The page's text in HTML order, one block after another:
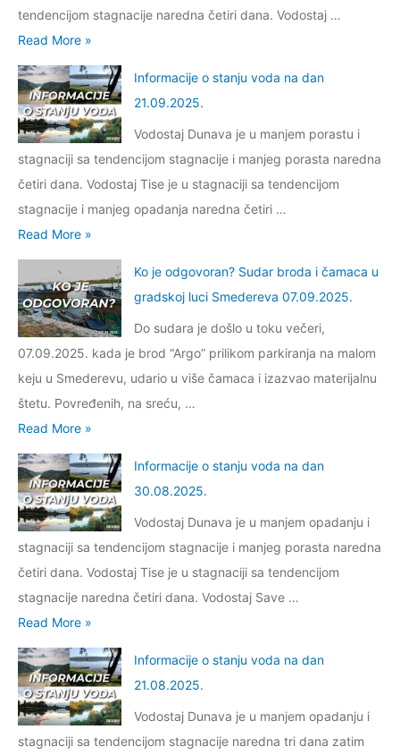
1
.
2
0
2
6
.
a
d
n
0
7
.
1
2
.
2
0
2
5
.
a
k
r
z
i
s
t
i
v
n
i
s
i
s
t
e
m
p
a
t
k
e
c
i
j
e
o
s
v
o
d
a
n
a
a
n
0
9
.
1
1
.
2
0
2
5
tendencijom stagnacije naredna četiri dana. Vodostaj …
I
n
f
o
r
m
a
c
i
j
e
o
s
u
v
o
a
a
a
n
0
4
Read More »
Informacije o stanju voda na dan
21.09.2025.
Vodostaj Dunava je u manjem porastu i
stagnaciji sa tendencijom stagnacije i manjeg porasta naredna
četiri dana. Vodostaj Tise je u stagnaciji sa tendencijom
stagnacije i manjeg opadanja naredna četiri …
I
n
f
o
r
m
a
c
i
j
e
o
s
u
v
o
Read More »
Ko je odgovoran? Sudar broda i čamaca u
gradskoj luci Smedereva 07.09.2025.
Do sudara je došlo u toku večeri,
07.09.2025. kada je brod “Argo” prilikom parkiranja na malom
keju u Smederevu, udario u više čamaca i izazvao materijalnu
štetu. Povređenih, na sreću, …
K
o
j
e
o
d
g
o
v
o
r
a
n
Read More »
Informacije o stanju voda na dan
30.08.2025.
Vodostaj Dunava je u manjem opadanju i
stagnaciji sa tendencijom stagnacije i manjeg porasta naredna
četiri dana. Vodostaj Tise je u stagnaciji sa tendencijom
stagnacije naredna četiri dana. Vodostaj Save …
I
n
f
o
r
m
Read More »
Informacije o stanju voda na dan
21.08.2025.
Vodostaj Dunava je u manjem opadanju i
stagnaciji sa tendencijom stagnacije naredna tri dana zatim